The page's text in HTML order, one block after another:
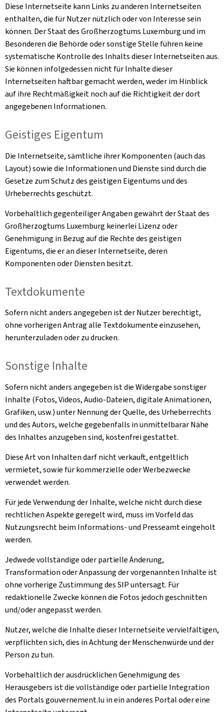
Diese Internetseite kann Links zu anderen Internetseiten
enthalten, die für Nutzer nützlich oder von Interesse sein
können. Der Staat des Großherzogtums Luxemburg und im
Besonderen die Behörde oder sonstige Stelle führen keine
systematische Kontrolle des Inhalts dieser Internetseiten aus.
Sie können infolgedessen nicht für Inhalte dieser
Internetseiten haftbar gemacht werden, weder im Hinblick
auf ihre Rechtmäßigkeit noch auf die Richtigkeit der dort
angegebenen Informationen.
Geistiges Eigentum
Die Internetseite, sämtliche ihrer Komponenten (auch das
Layout) sowie die Informationen und Dienste sind durch die
Gesetze zum Schutz des geistigen Eigentums und des
Urheberrechts geschützt.
Vorbehaltlich gegenteiliger Angaben gewährt der Staat des
Großherzogtums Luxemburg keinerlei Lizenz oder
Genehmigung in Bezug auf die Rechte des geistigen
Eigentums, die er an dieser Internetseite, deren
Komponenten oder Diensten besitzt.
Textdokumente
Sofern nicht anders angegeben ist der Nutzer berechtigt,
ohne vorherigen Antrag alle Textdokumente einzusehen,
herunterzuladen oder zu drucken.
Sonstige Inhalte
Sofern nicht anders angegeben ist die Widergabe sonstiger
Inhalte (Fotos, Videos, Audio-Dateien, digitale Animationen,
Grafiken, usw.) unter Nennung der Quelle, des Urheberrechts
und des Autors, welche gegebenfalls in unmittelbarar Nähe
des Inhaltes anzugeben sind, kostenfrei gestattet.
Diese Art von Inhalten darf nicht verkauft, entgeltlich
vermietet, sowie für kommerzielle oder Werbezwecke
verwendet werden.
Für jede Verwendung der Inhalte, welche nicht durch diese
rechtlichen Aspekte geregelt wird, muss im Vorfeld das
Nutzungsrecht beim Informations- und Presseamt eingeholt
werden.
Jedwede vollständige oder partielle Änderung,
Transformation oder Anpassung der vorgenannten Inhalte ist
ohne vorherige Zustimmung des SIP untersagt. Für
redaktionelle Zwecke können die Fotos jedoch geschnitten
und/oder angepasst werden.
Nutzer, welche die Inhalte dieser Internetseite vervielfältigen,
verpflichten sich, dies in Achtung der Menschenwürde und der
Person zu tun.
Vorbehaltlich der ausdrücklichen Genehmigung des
Herausgebers ist die vollständige oder partielle Integration
des Portals gouvernement.lu in ein anderes Portal oder eine